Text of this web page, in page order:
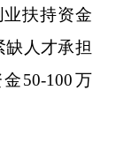
扶持资金
缺人才承担
50-100万